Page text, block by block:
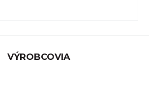
VÝROBCOVIA